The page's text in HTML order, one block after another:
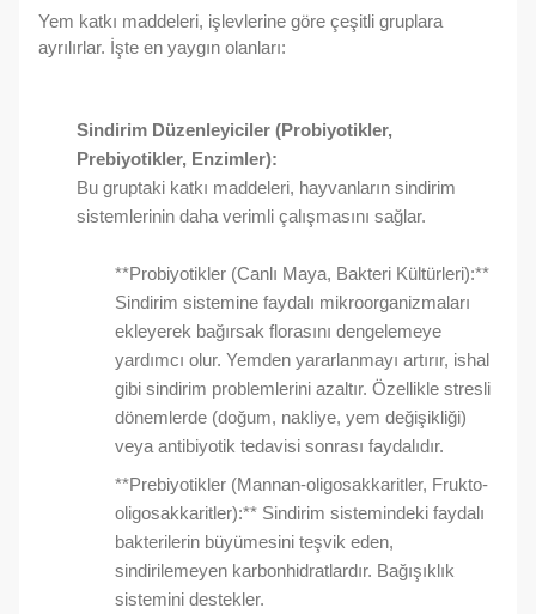
Yem katkı maddeleri, işlevlerine göre çeşitli gruplara
ayrılırlar. İşte en yaygın olanları:
Sindirim Düzenleyiciler (Probiyotikler,
Prebiyotikler, Enzimler):
Bu gruptaki katkı maddeleri, hayvanların sindirim
sistemlerinin daha verimli çalışmasını sağlar.
**Probiyotikler (Canlı Maya, Bakteri Kültürleri):**
Sindirim sistemine faydalı mikroorganizmaları
ekleyerek bağırsak florasını dengelemeye
yardımcı olur. Yemden yararlanmayı artırır, ishal
gibi sindirim problemlerini azaltır. Özellikle stresli
dönemlerde (doğum, nakliye, yem değişikliği)
veya antibiyotik tedavisi sonrası faydalıdır.
**Prebiyotikler (Mannan-oligosakkaritler, Frukto-
oligosakkaritler):** Sindirim sistemindeki faydalı
bakterilerin büyümesini teşvik eden,
sindirilemeyen karbonhidratlardır. Bağışıklık
sistemini destekler.